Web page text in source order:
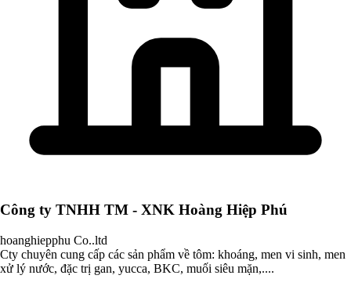
Công ty TNHH TM - XNK Hoàng Hiệp Phú
hoanghiepphu Co..ltd
Cty chuyên cung cấp các sản phẩm về tôm: khoáng, men vi sinh, men
xử lý nước, đặc trị gan, yucca, BKC, muối siêu mặn,....